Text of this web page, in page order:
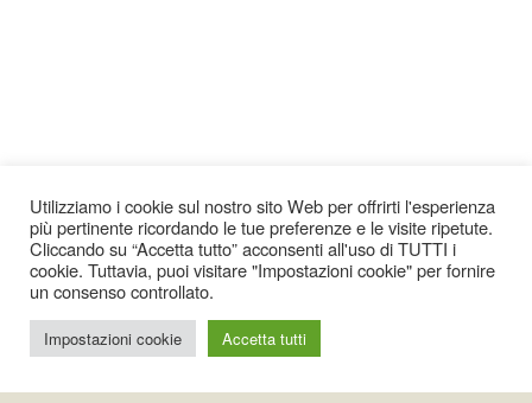
Utilizziamo i cookie sul nostro sito Web per offrirti l'esperienza
più pertinente ricordando le tue preferenze e le visite ripetute.
Cliccando su “Accetta tutto” acconsenti all'uso di TUTTI i
cookie. Tuttavia, puoi visitare "Impostazioni cookie" per fornire
un consenso controllato.
Impostazioni cookie Accetta tutti